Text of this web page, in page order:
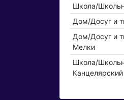
Школа/
Дом/Досуг и
Дом/Досуг и
Мелки
Школа/